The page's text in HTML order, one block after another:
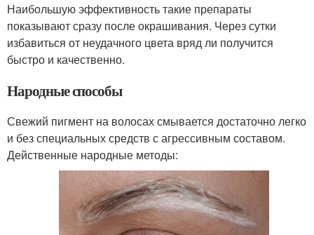
Наибольшую эффективность такие препараты
показывают сразу после окрашивания. Через сутки
избавиться от неудачного цвета вряд ли получится
быстро и качественно.
Народные способы
Свежий пигмент на волосах смывается достаточно легко
и без специальных средств с агрессивным составом.
Действенные народные методы: